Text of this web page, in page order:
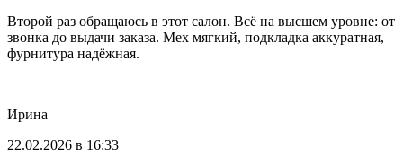
Второй раз обращаюсь в этот салон. Всё на высшем уровне: от
звонка до выдачи заказа. Мех мягкий, подкладка аккуратная,
фурнитура надёжная.
Ирина
22.02.2026 в 16:33